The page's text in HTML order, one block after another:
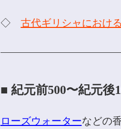
◇ 古代ギリシャにおけ
■ 紀元前500〜紀元後
ローズウォーターなどの